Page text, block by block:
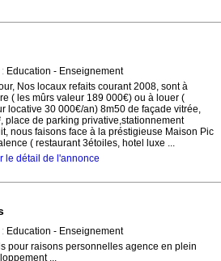
Education - Enseignement
Nos locaux refaits courant 2008, sont à
( les mûrs valeur 189 000€) ou à louer (
locative 30 000€/an) 8m50 de façade vitrée,
place de parking privative,stationnement
nous faisons face à la préstigieuse Maison Pic
( restaurant 3étoiles, hotel luxe ...
le détail de l'annonce
Education - Enseignement
pour raisons personnelles agence en plein
...